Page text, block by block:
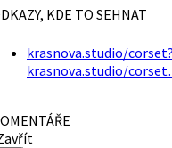
KDE TO SEHNAT
krasnova.studio/
krasnova.studio/